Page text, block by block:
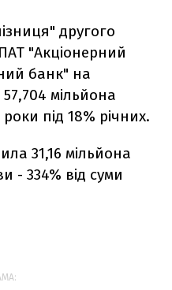
другого
"Акціонерний
банк" на
57,704 мільйона
під 18% річних.
31,16 мільйона
- 334% від суми